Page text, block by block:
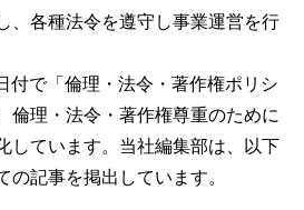
、各種法令を遵守し事業運営を行
付で「倫理・法令・著作権ポリシ
倫理・法令・著作権尊重のために
しています。当社編集部は、以下
記事を掲出しています。